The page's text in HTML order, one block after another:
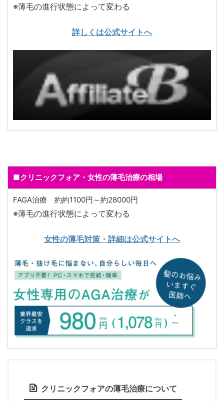
※薄毛の進行状態によって変わる
詳しくは公式サイトへ
■クリニックフォア・女性の薄毛治療の相場
FAGA治療 約約1100円～約28000円
※薄毛の進行状態によって変わる
女性の薄毛対策・詳細は公式サイトへ
クリニックフォアの薄毛治療について